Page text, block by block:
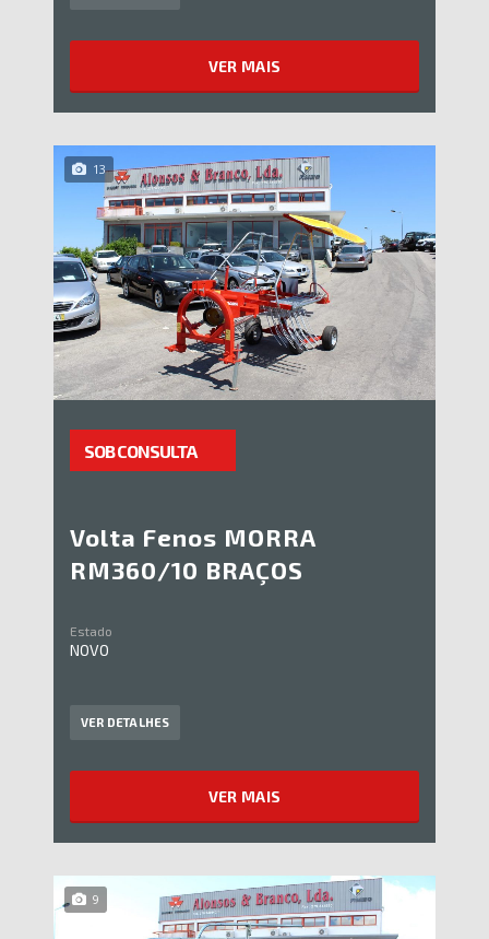
VER MAIS
13
SOB CONSULTA
Volta Fenos MORRA
RM360/10 BRAÇOS
Estado
NOVO
VER DETALHES
VER MAIS
9